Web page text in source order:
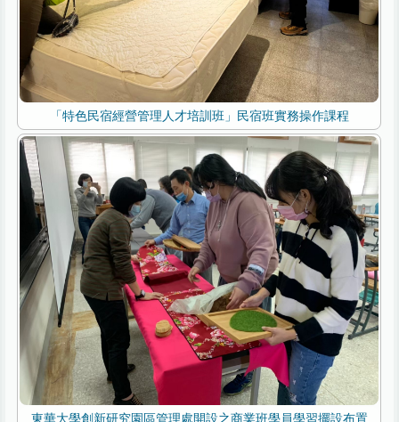
「特色民宿經營管理人才培訓班」民宿班實務操作課程
東華大學創新研究園區管理處開設之商業班學員學習擺設布置